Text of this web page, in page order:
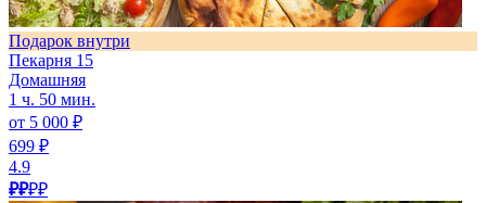
Подарок внутри
Пекарня 15
Домашняя
1 ч. 50 мин.
от 5 000 ₽
699 ₽
4.9
₽₽₽₽